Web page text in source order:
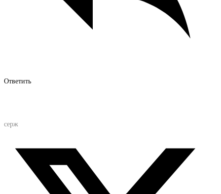
Ответить
серж